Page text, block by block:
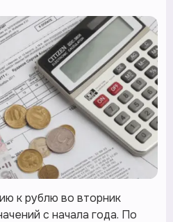
к рублю во вторник
с начала года. По